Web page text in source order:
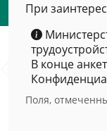
При
В конце
Поля,